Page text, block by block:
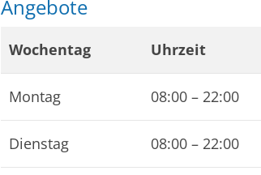
Angebote
Wochentag Uhrzeit
Montag
08:00– 22:00
Dienstag 08:00– 22:00
Alles zur Mitgliedschaft
Downloads